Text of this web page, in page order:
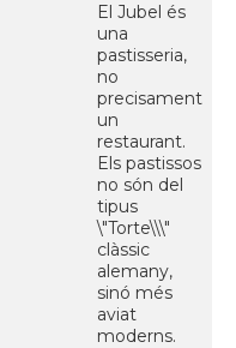
El Jubel és
una
pastisseria,
no
precisament
un
restaurant.
Els pastissos
no són del
tipus
\"Torte\\\"
clàssic
alemany,
sinó més
aviat
moderns.